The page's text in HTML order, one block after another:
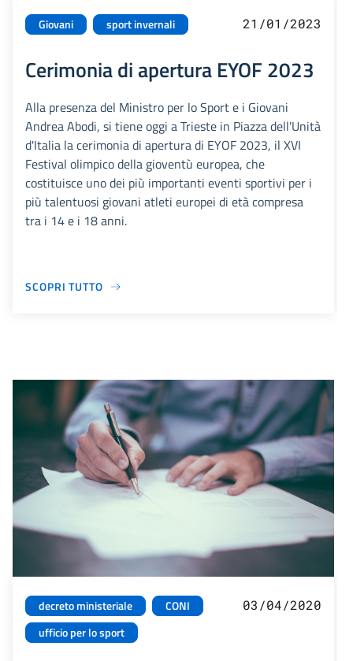
Giovani sport invernali 21/01/2023
Cerimonia di apertura EYOF 2023
Alla presenza del Ministro per lo Sport e i Giovani
Andrea Abodi, si tiene oggi a Trieste in Piazza dell'Unità
d'Italia la cerimonia di apertura di EYOF 2023, il XVI
Festival olimpico della gioventù europea, che
costituisce uno dei più importanti eventi sportivi per i
più talentuosi giovani atleti europei di età compresa
tra i 14 e i 18 anni.
SCOPRI TUTTO
decreto ministeriale
CONI
ufficio per lo sport
03/04/2020